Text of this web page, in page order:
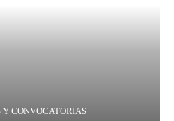
Y CONVOCATORIAS